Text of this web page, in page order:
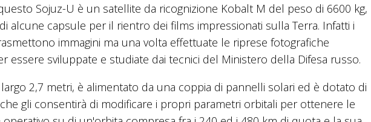
Sojuz-U è un satellite da ricognizione Kobalt M del peso di 6600 kg,
alcune capsule per il rientro dei films impressionati sulla Terra. Infatti i
immagini ma una volta effettuate le riprese fotografiche
essere sviluppate e studiate dai tecnici del Ministero della Difesa russo.
2,7 metri, è alimentato da una coppia di pannelli solari ed è dotato di
gli consentirà di modificare i propri parametri orbitali per ottenere le